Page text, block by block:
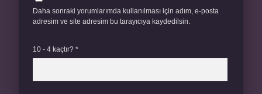
Daha sonraki yorumlarımda kullanılması için adım, e-posta
adresim ve site adresim bu tarayıcıya kaydedilsin.
10 - 4 kaçtır? *